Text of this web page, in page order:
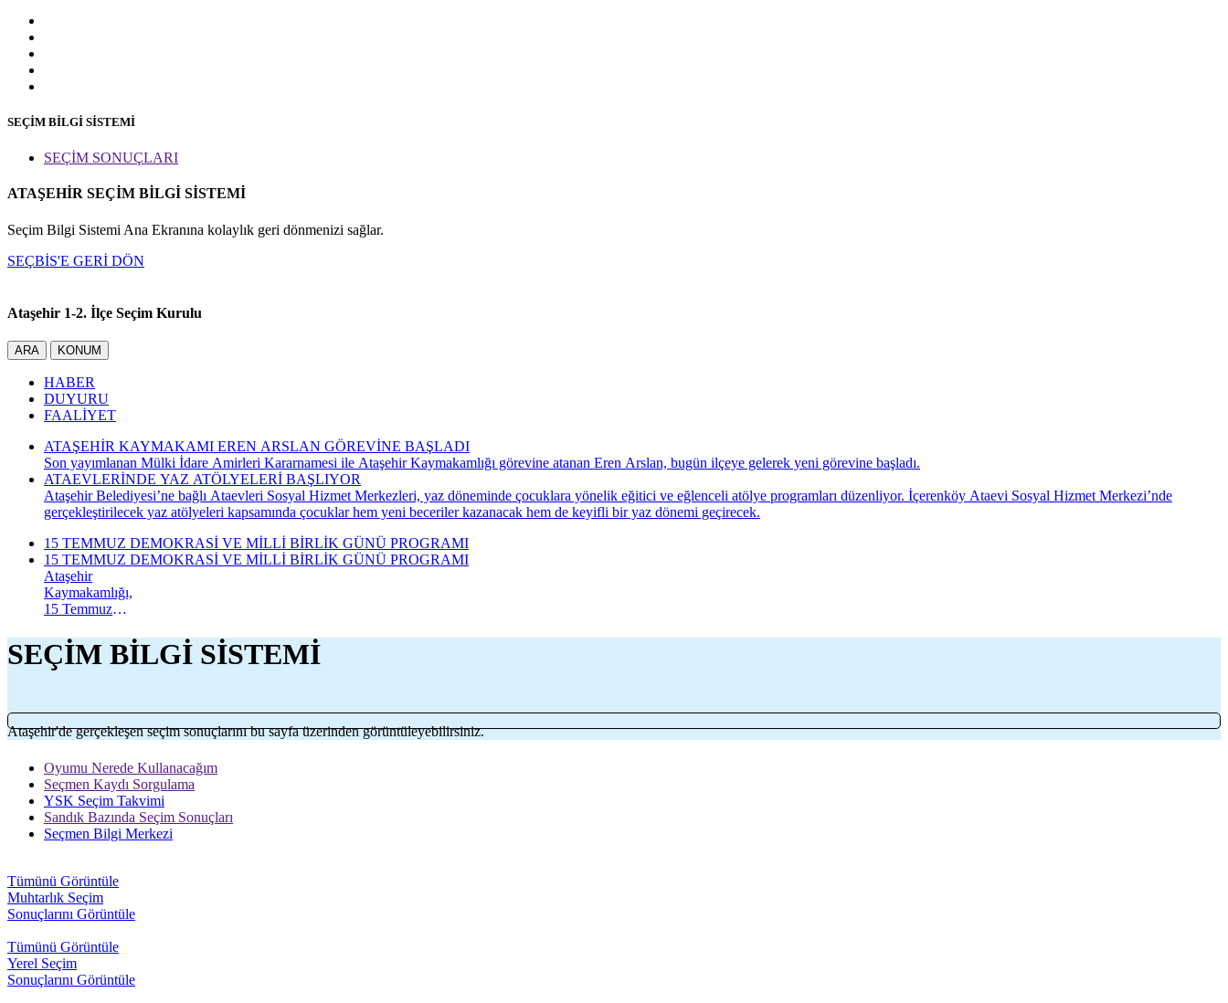
SEÇİM BİLGİ SİSTEMİ
SEÇİM SONUÇLARI
ATAŞEHİR SEÇİM BİLGİ SİSTEMİ
Seçim Bilgi Sistemi Ana Ekranına kolaylık geri dönmenizi sağlar.
SEÇBİS'E GERİ DÖN
Ataşehir 1-2. İlçe Seçim Kurulu
ARA KONUM
HABER
DUYURU
FAALİYET
ATAŞEHİR KAYMAKAMI EREN ARSLAN GÖREVİNE BAŞLADI
Son yayımlanan Mülki İdare Amirleri Kararnamesi ile Ataşehir Kaymakamlığı görevine atanan Eren Arslan, bugün ilçeye gelerek yeni görevine başladı.
ATAEVLERİNDE YAZ ATÖLYELERİ BAŞLIYOR
Ataşehir Belediyesi’ne bağlı Ataevleri Sosyal Hizmet Merkezleri, yaz döneminde çocuklara yönelik eğitici ve eğlenceli atölye programları düzenliyor. İçerenköy Ataevi Sosyal Hizmet Merkezi’nde
gerçekleştirilecek yaz atölyeleri kapsamında çocuklar hem yeni beceriler kazanacak hem de keyifli bir yaz dönemi geçirecek.
15 TEMMUZ DEMOKRASİ VE MİLLİ BİRLİK GÜNÜ PROGRAMI
15 TEMMUZ DEMOKRASİ VE MİLLİ BİRLİK GÜNÜ PROGRAMI
Ataşehir
Kaymakamlığı,
15 Temmuz
Millî Birlik
Günü
kapsamında
programının
takvimini
Bizim, Vatan
Bizim"
temasıyla
gerçekleştirilecek
etkinlikler, 15-
arasında çeşitli
noktalarda
düzenlenecek.
SEÇİM BİLGİ SİSTEMİ
Ataşehir'de gerçekleşen seçim sonuçlarını bu sayfa üzerinden görüntüleyebilirsiniz.
Oyumu Nerede Kullanacağım
Seçmen Kaydı Sorgulama
YSK Seçim Takvimi
Sandık Bazında Seçim Sonuçları
Seçmen Bilgi Merkezi
Tümünü Görüntüle
Muhtarlık Seçim
Sonuçlarını Görüntüle
Tümünü Görüntüle
Yerel Seçim
Sonuçlarını Görüntüle